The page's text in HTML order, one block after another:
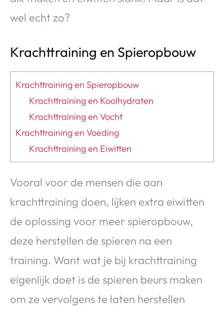
wel echt zo?
Krachttraining en Spieropbouw
Krachttraining en Spieropbouw
Krachttraining en Koolhydraten
Krachttraining en Vocht
Krachttraining en Voeding
Krachttraining en Eiwitten
Vooral voor de mensen die aan
krachttraining doen, lijken extra eiwitten
de oplossing voor meer spieropbouw,
deze herstellen de spieren na een
training. Want wat je bij krachttraining
eigenlijk doet is de spieren beurs maken
om ze vervolgens te laten herstellen